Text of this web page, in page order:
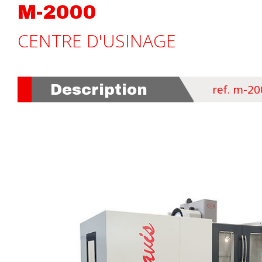
M-2000
CENTRE D'USINAGE
Description ref. m-